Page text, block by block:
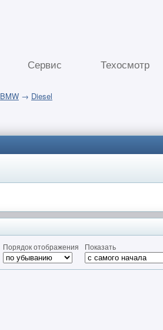
Сервис Техосмотр
BMW → Diesel
Порядок отображения Показать